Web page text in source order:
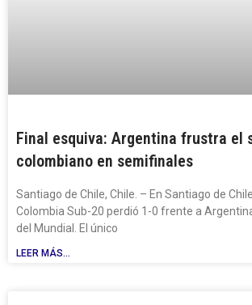
Final esquiva: Argentina frustra el
colombiano en semifinales
Santiago de Chile, Chile. – En Santiago de
Colombia Sub-20 perdió 1-0 frente a
del Mundial. El único
LEER MÁS...